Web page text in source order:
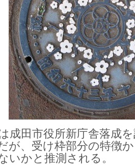
成田市役所新庁舎落成
が、受け枠部分の特徴
いかと推測される。